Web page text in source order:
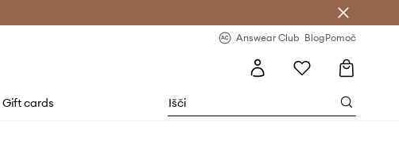
Answear Club BlogPomoč
Gift cards